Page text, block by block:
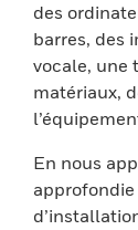
des
barres, des
vocale, une
matériaux,
En nous